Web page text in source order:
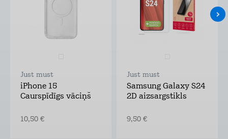
Just must
iPhone 15
Caurspīdīgs vāciņš
10,50 €
Just must
Samsung Galaxy S24
2D aizsargstikls
9,50 €